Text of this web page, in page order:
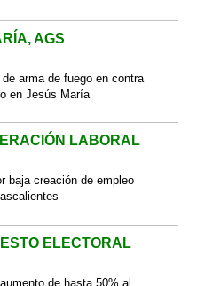
AGS
arma de fuego en contra
en Jesús María
LABORAL
baja creación de empleo
ELECTORAL
de hasta 50% al